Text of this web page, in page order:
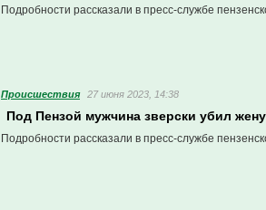
Подробности рассказали в пресс-службе
Проиcшествия 27 июня 2023, 14:38
Под Пензой мужчина зверски убил
Подробности рассказали в пресс-службе